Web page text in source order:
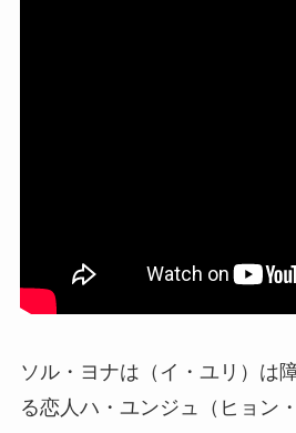
ソル・ヨナは（イ・ユリ）は
る恋人ハ・ユンジュ（ヒョン